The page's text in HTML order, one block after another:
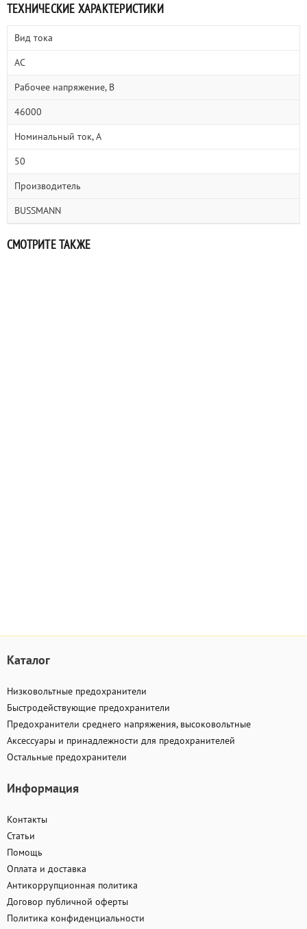
ТЕХНИЧЕСКИЕ ХАРАКТЕРИСТИКИ
Вид тока
AC
Рабочее напряжение, В
46000
Номинальный ток, А
50
Производитель
BUSSMANN
СМОТРИТЕ ТАКЖЕ
Каталог
Низковольтные предохранители
Быстродействующие предохранители
Предохранители среднего напряжения, высоковольтные
Аксессуары и принадлежности для предохранителей
Остальные предохранители
Информация
Контакты
Статьи
Помощь
Оплата и доставка
Антикоррупционная политика
Договор публичной оферты
Политика конфиденциальности